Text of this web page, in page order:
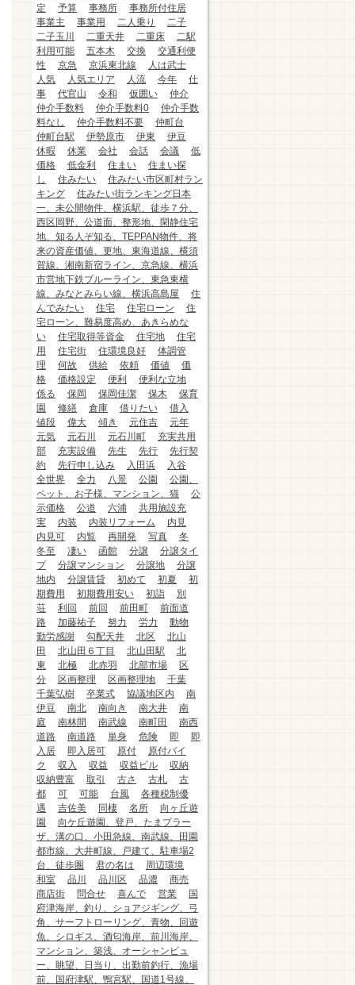
定
予算 事務所
事務所付住居
事業主
事業用 二人乗り
二子
二子玉川
二重天井 二重床
二駅
利用可能
五本木 交換
交通利便
性
京急 京浜東北線
人は武士
人気
人気エリア 人流 今年
仕
事
代官山 令和 仮囲い
仲介
仲介手数料
仲介手数料0
仲介手数
料なし
仲介手数料不要
仲町台
仲町台駅
伊勢原市 伊東
伊豆
休暇
休業 会社 会話 会議
低
価格
低金利 住まい
住まい探
し
住みたい
住みたい市区町村ラン
キング
住みたい街ランキング日本
一、未公開物件、横浜駅、徒歩７分、
西区岡野、公道面、整形地、閑静住宅
地、知る人ぞ知る、TEPPAN物件、将
来の資産価値、更地、東海道線、横須
賀線、湘南新宿ライン、京急線、横浜
市営地下鉄ブルーライン、東急東横
線、みなとみらい線、横浜高島屋
住
んでみたい
住宅 住宅ローン
住
宅ローン、難易度高め、あきらめな
い
住宅取得等資金 住宅地
住宅
用
住宅街 住環境良好
体調管
理
何故 供給 依頼 価値
価
格
価格設定 便利
便利な立地
係る
保岡 保岡佳潔 保木
保育
園
修繕 倉庫 借りたい
借入
値段
偉大 傾き 元住吉
元年
元気
元石川 元石川町
充実共用
部
充実設備 先生 先行
先行契
約
先行申し込み 入田浜
入谷
全世界
全力 八景 公園
公園、
ペット、お子様、マンション、猫
公
示価格
公道 六浦
共用施設充
実
内装 内装リフォーム
内見
内見可
内覧 再開発 写真
冬
冬至
凄い 函館 分譲
分譲タイ
プ
分譲マンション 分譲地
分譲
地内
分譲賃貸 初めて 初夏
初
期費用
初期費用安い 初詣
別
荘
利回 前回 前田町
前面道
路
加藤祐子 努力 労力
動物
勤労感謝
勾配天井 北区
北山
田
北山田６丁目 北山田駅
北
東
北極 北赤羽 北部市場
区
分
区画整理 区画整理地
千葉
千葉弘樹
卒業式 協議地区内
南
伊豆
南北 南向き 南大井
南
庭
南林間 南武線 南町田
南西
道路
南道路 単身 危険 即
即
入居
即入居可 原付
原付バイ
ク
収入 収益 収益ビル
収納
収納豊富
取引 古さ 古札
古
都
可 可能 台風
各種税制優
遇
吉佐美 同棲 名所
向ヶ丘遊
園
向ケ丘遊園、登戸、たまプラー
ザ、溝の口、小田急線、南武線、田園
都市線、大井町線、戸建て、駐車場2
台、徒歩圏
君の名は
周辺環境
和室
品川 品川区 品濃
商売
商店街
問合せ 喜んで 営業
国
府津海岸、釣り、ショアジギング、弓
角、サーフトローリング、青物、回遊
魚、シロギス、酒匂海岸、前川海岸、
マンション、築浅、オーシャンビュ
ー、眺望、日当り、出勤前釣行、漁場
前、国府津駅、鴨宮駅、国道1号線、